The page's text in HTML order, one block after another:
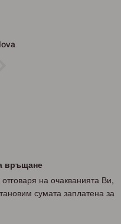
връщане
на очакванията Ви,
сумата заплатена за